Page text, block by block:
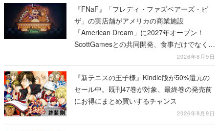
『FNaF』「フレディ・ファズベアーズ・ピ
ザ」の実店舗がアメリカの商業施設
「American Dream」に2027年オープン！
ScottGamesとの共同開発、食事だけでなくス
テージショーや没入型のホラー体験も楽しめ
る
2026年8月9日
『新テニスの王子様』Kindle版が50%還元の
セール中。既刊47巻が対象、最終巻の発売前
にお得にまとめ買いするチャンス
2026年8月9日